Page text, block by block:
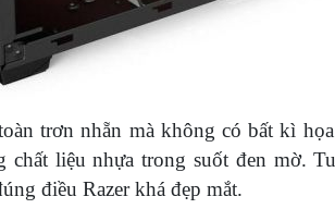
trơn nhẵn mà không có bất kì
chất liệu nhựa trong suốt đen mờ.
điều Razer khá đẹp mắt.